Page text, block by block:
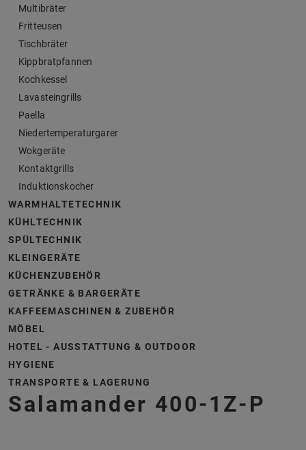
Multibräter
Fritteusen
Tischbräter
Kippbratpfannen
Kochkessel
Lavasteingrills
Paella
Niedertemperaturgarer
Wokgeräte
Kontaktgrills
Induktionskocher
WARMHALTETECHNIK
KÜHLTECHNIK
SPÜLTECHNIK
KLEINGERÄTE
KÜCHENZUBEHÖR
GETRÄNKE & BARGERÄTE
KAFFEEMASCHINEN & ZUBEHÖR
MÖBEL
HOTEL - AUSSTATTUNG & OUTDOOR
HYGIENE
TRANSPORTE & LAGERUNG
Salamander 400-1Z-P